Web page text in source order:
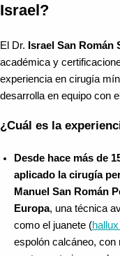
Israel?
El Dr. Israel San Román
académica y
experiencia en cirugía
desarrolla en equipo con
¿Cuál es la
Desde hace más de
aplicado la cirugía
Manuel San Román
Europa, una técnica
como el juanete (
espolón calcáneo,